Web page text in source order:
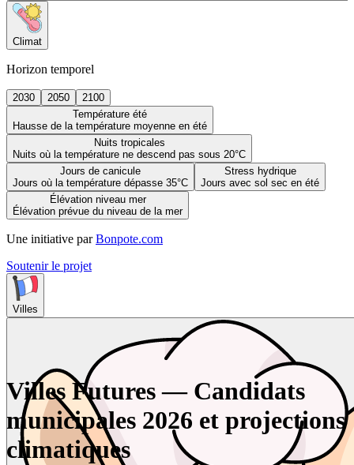
Climat
Horizon temporel
2030 2050
2100
Température été
Hausse de la température moyenne en été
Nuits tropicales
Nuits où la température ne descend pas sous 20°C
Jours de canicule
Jours où la température dépasse 35°C
Stress hydrique
Jours avec sol sec en été
Élévation niveau mer
Élévation prévue du niveau de la mer
Une initiative par Bonpote.com
Soutenir le projet
Villes
Villes Futures — Candidats
municipales 2026 et projections
climatiques